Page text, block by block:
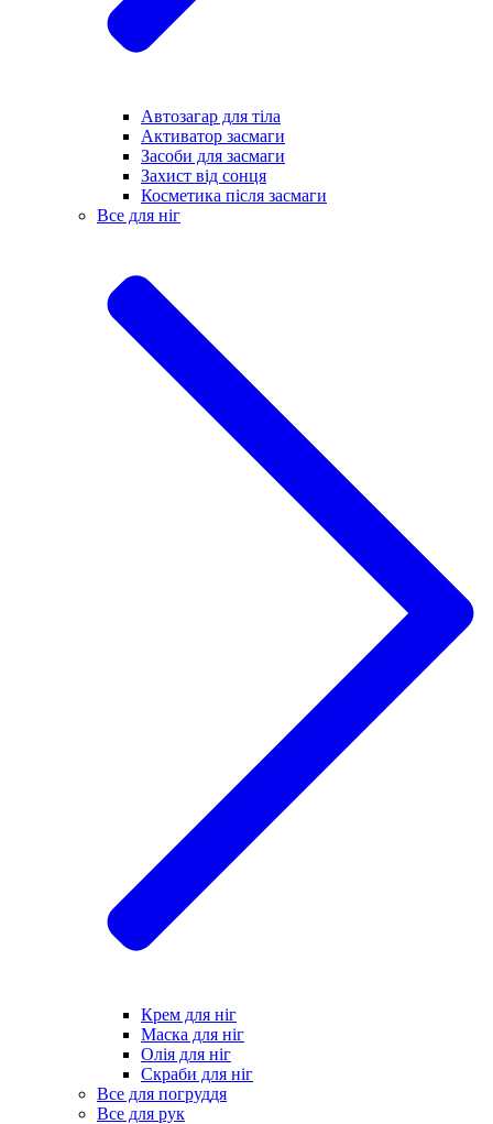
Автозагар для тіла
Активатор засмаги
Засоби для засмаги
Захист від сонця
Косметика після засмаги
Все для ніг
Крем для ніг
Маска для ніг
Олія для ніг
Скраби для ніг
Все для погруддя
Все для рук